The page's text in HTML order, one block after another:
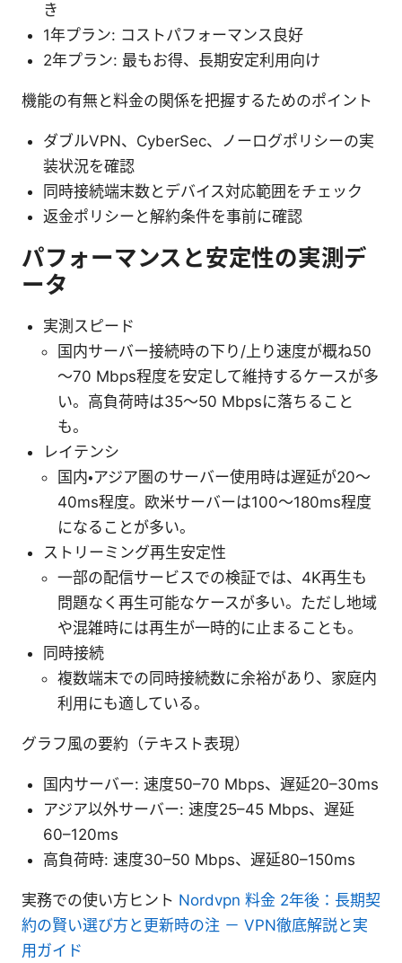
き
1年プラン: コストパフォーマンス良好
2年プラン: 最もお得、長期安定利用向け
機能の有無と料金の関係を把握するためのポイント
ダブルVPN、CyberSec、ノーログポリシーの実
装状況を確認
同時接続端末数とデバイス対応範囲をチェック
返金ポリシーと解約条件を事前に確認
パフォーマンスと安定性の実測デ
ータ
実測スピード
国内サーバー接続時の下り/上り速度が概ね50
～70 Mbps程度を安定して維持するケースが多
い。高負荷時は35～50 Mbpsに落ちること
も。
レイテンシ
国内・アジア圏のサーバー使用時は遅延が20～
40ms程度。欧米サーバーは100～180ms程度
になることが多い。
ストリーミング再生安定性
一部の配信サービスでの検証では、4K再生も
問題なく再生可能なケースが多い。ただし地域
や混雑時には再生が一時的に止まることも。
同時接続
複数端末での同時接続数に余裕があり、家庭内
利用にも適している。
グラフ風の要約（テキスト表現）
国内サーバー: 速度50–70 Mbps、遅延20–30ms
アジア以外サーバー: 速度25–45 Mbps、遅延
60–120ms
高負荷時: 速度30–50 Mbps、遅延80–150ms
実務での使い方ヒント Nordvpn 料金 2年後：長期契
約の賢い選び方と更新時の注 － VPN徹底解説と実
用ガイド